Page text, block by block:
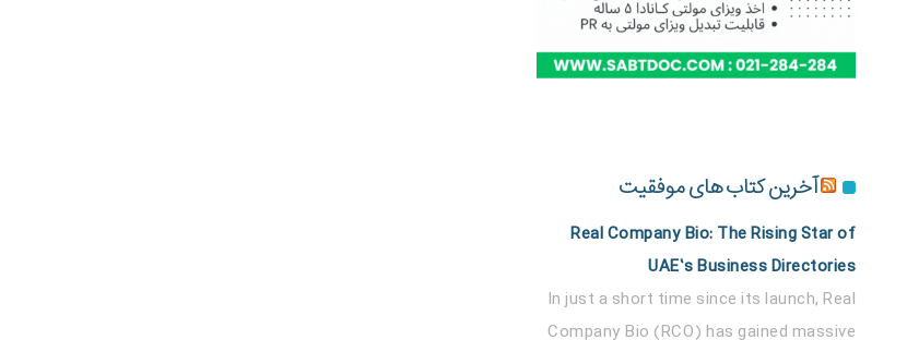
آخرین کتاب های موفقیت
Real Company Bio: The Rising Star of
UAE’s Business Directories
In just a short time since its launch, Real
Company Bio (RCO) has gained massive